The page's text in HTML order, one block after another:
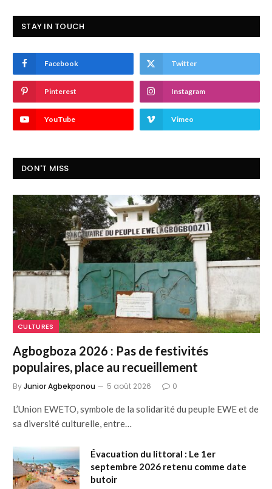
STAY IN TOUCH
Facebook Twitter
Pinterest Instagram
YouTube Vimeo
DON'T MISS
CULTURES
Agbogboza 2026 : Pas de festivités
populaires, place au recueillement
ByJunior Agbekponou 5 août 2026 0
L’Union EWETO, symbole de la solidarité du peuple EWE et de
sa diversité culturelle, entre…
Évacuation du littoral : Le 1er
septembre 2026 retenu comme date
butoir